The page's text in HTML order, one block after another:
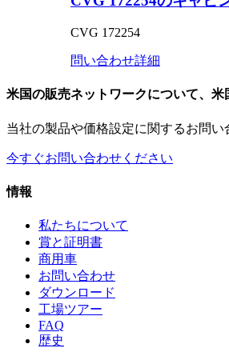
CVG 172254
問い合わせ詳細
米国の販売ネットワークについて、
当社の製品や価格設定に関するお問
今すぐお問い合わせください
情報
私たちについて
賞と証明書
商用車
お問い合わせ
ダウンロード
工場ツアー
FAQ
歴史